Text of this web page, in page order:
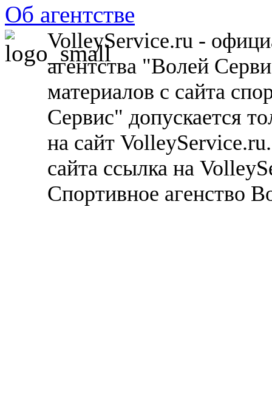
Об агентстве
VolleyService.ru -
агентства "Волей
материалов с сайта
Сервис" допускается
на сайт
сайта ссылка на
Спортивное агенство